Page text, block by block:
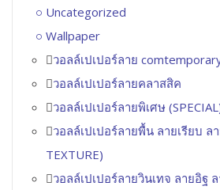
Uncategorized
Wallpaper
วอลล์เปเปอร์ลาย
วอลล์เปเปอร์ลายคลาสสิค
วอลล์เปเปอร์ลายพิเศษ
วอลล์เปเปอร์ลายพื้น ลายเรียบ ล
TEXTURE)
วอลล์เปเปอร์ลายวินเทจ ลายอิฐ